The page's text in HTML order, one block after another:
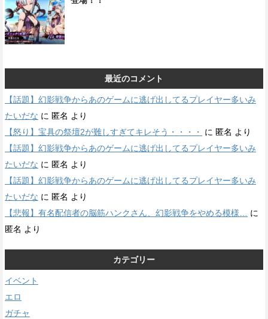
最近のコメント
【話題】幻影戦争からあのゲームに逃げ出してるプレイヤー多いみ
たいだな に 匿名 より
【怒り】宝具の祭壇2が難しすぎてキレそう・・・・
に 匿名 より
【話題】幻影戦争からあのゲームに逃げ出してるプレイヤー多いみ
たいだな に 匿名 より
【話題】幻影戦争からあのゲームに逃げ出してるプレイヤー多いみ
たいだな に 匿名 より
【悲報】有名配信者の脳筋ハンクさん、幻影戦争をやめる模様…
に
匿名 より
カテゴリー
イベント
エロ
ガチャ